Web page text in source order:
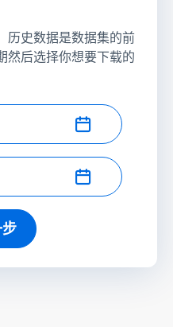
历史数据是数据集的前
然后选择你想要下载的